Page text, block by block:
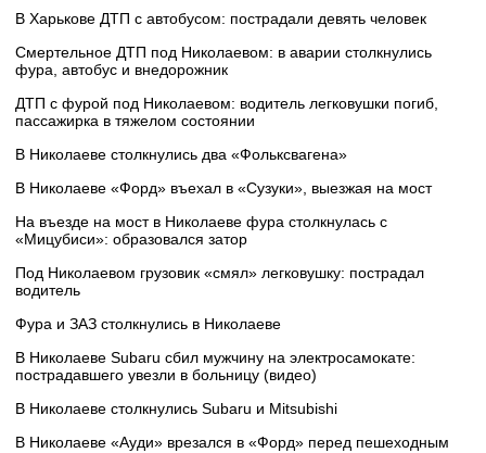
В Харькове ДТП с автобусом: пострадали девять человек
Смертельное ДТП под Николаевом: в аварии столкнулись
фура, автобус и внедорожник
ДТП с фурой под Николаевом: водитель легковушки погиб,
пассажирка в тяжелом состоянии
В Николаеве столкнулись два «Фольксвагена»
В Николаеве «Форд» въехал в «Сузуки», выезжая на мост
На въезде на мост в Николаеве фура столкнулась с
«Мицубиси»: образовался затор
Под Николаевом грузовик «смял» легковушку: пострадал
водитель
Фура и ЗАЗ столкнулись в Николаеве
В Николаеве Subaru сбил мужчину на электросамокате:
пострадавшего увезли в больницу (видео)
В Николаеве столкнулись Subaru и Mitsubishi
В Николаеве «Ауди» врезался в «Форд» перед пешеходным